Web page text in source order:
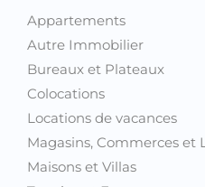
Appartements
Autre Immobilier
Bureaux et Plateaux
Colocations
Locations de vacances
Magasins, Commerces et
Maisons et Villas